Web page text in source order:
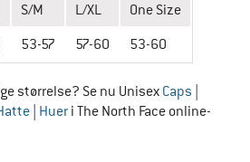
S/M L/XL One Size
53-57 57-60 53-60
størrelse? Se nu Unisex Caps
Huer i The North Face online-